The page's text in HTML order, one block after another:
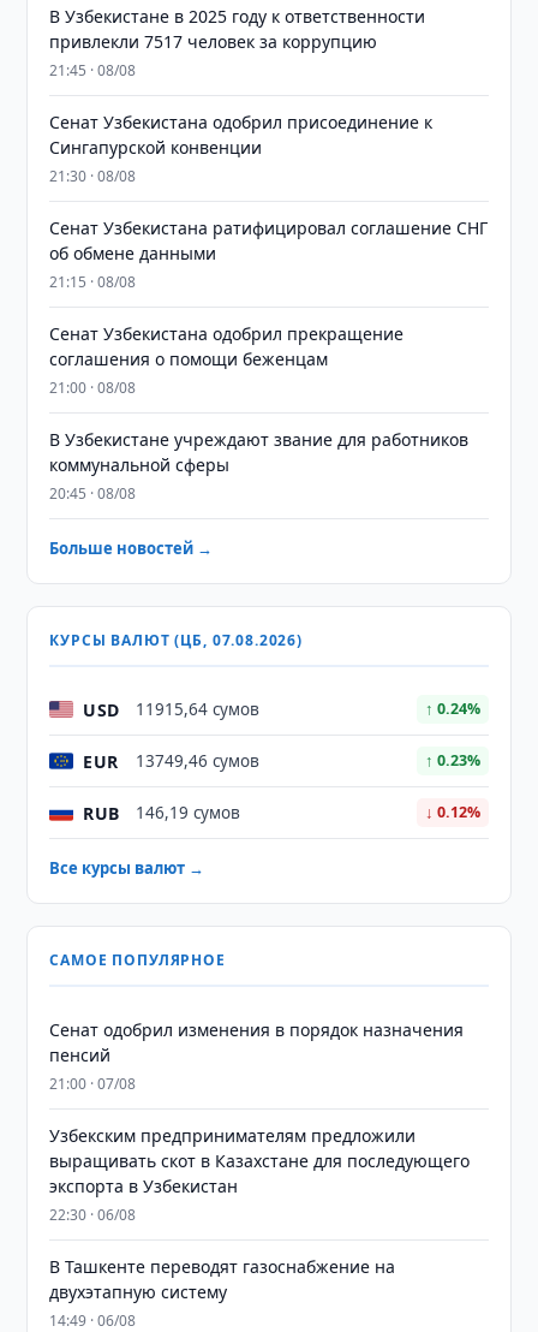
В Узбекистане в 2025 году к ответственности
привлекли 7517 человек за коррупцию
21:45 · 08/08
Сенат Узбекистана одобрил присоединение к
Сингапурской конвенции
21:30 · 08/08
Сенат Узбекистана ратифицировал соглашение СНГ
об обмене данными
21:15 · 08/08
Сенат Узбекистана одобрил прекращение
соглашения о помощи беженцам
21:00 · 08/08
В Узбекистане учреждают звание для работников
коммунальной сферы
20:45 · 08/08
Больше новостей →
КУРСЫ ВАЛЮТ (ЦБ, 07.08.2026)
USD 11915,64 сумов ↑ 0.24%
EUR 13749,46 сумов ↑ 0.23%
RUB 146,19 сумов ↓ 0.12%
Все курсы валют →
САМОЕ ПОПУЛЯРНОЕ
Сенат одобрил изменения в порядок назначения
пенсий
21:00 · 07/08
Узбекским предпринимателям предложили
выращивать скот в Казахстане для последующего
экспорта в Узбекистан
22:30 · 06/08
В Ташкенте переводят газоснабжение на
двухэтапную систему
14:49 · 06/08